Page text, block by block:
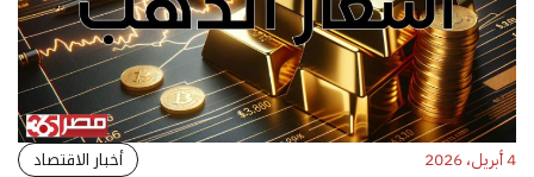
4 أبريل، 2026 أخبار الاقتصاد